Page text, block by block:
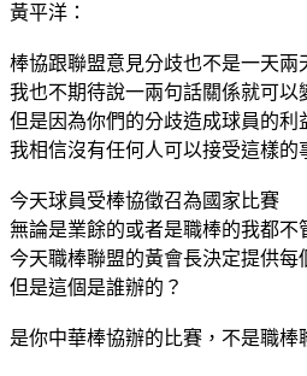
黃平洋：
棒協跟聯盟意見分歧也不是一天兩
我也不期待說一兩句話關係就可以
但是因為你們的分歧造成球員的利
我相信沒有任何人可以接受這樣的
今天球員受棒協徵召為國家比賽
無論是業餘的或者是職棒的我都不
今天職棒聯盟的黃會長決定提供每
但是這個是誰辦的？
是你中華棒協辦的比賽，不是職棒